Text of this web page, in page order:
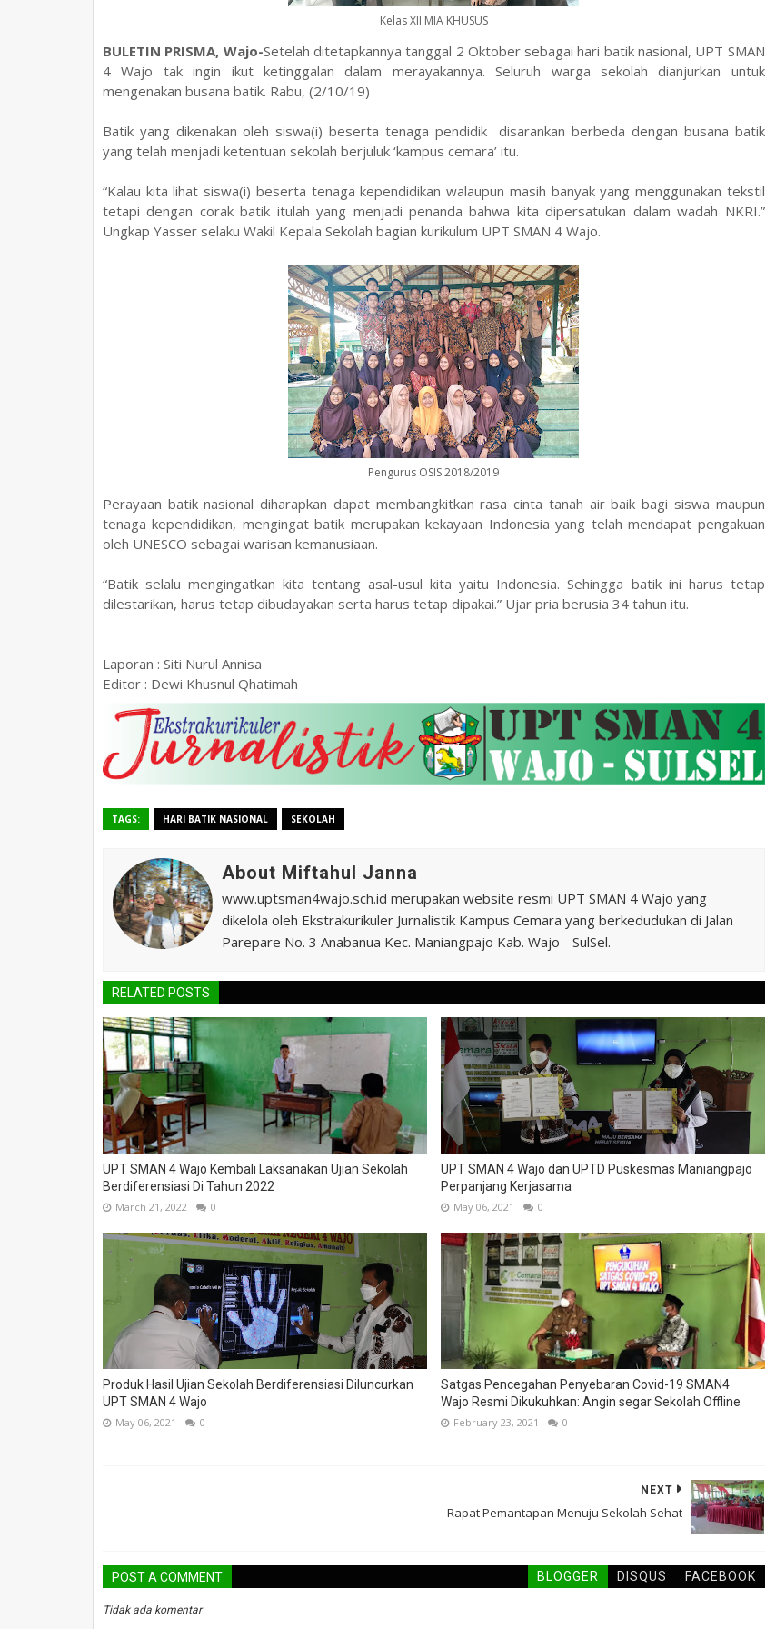
Kelas XII MIA KHUSUS
BULETIN PRISMA, Wajo-Setelah ditetapkannya tanggal 2 Oktober sebagai hari batik nasional, UPT SMAN
4 Wajo tak ingin ikut ketinggalan dalam merayakannya. Seluruh warga sekolah dianjurkan untuk
mengenakan busana batik. Rabu, (2/10/19)
Batik yang dikenakan oleh siswa(i) beserta tenaga pendidik disarankan berbeda dengan busana batik
yang telah menjadi ketentuan sekolah berjuluk ‘kampus cemara’ itu.
“Kalau kita lihat siswa(i) beserta tenaga kependidikan walaupun masih banyak yang menggunakan tekstil
tetapi dengan corak batik itulah yang menjadi penanda bahwa kita dipersatukan dalam wadah NKRI.”
Ungkap Yasser selaku Wakil Kepala Sekolah bagian kurikulum UPT SMAN 4 Wajo.
Pengurus OSIS 2018/2019
Perayaan batik nasional diharapkan dapat membangkitkan rasa cinta tanah air baik bagi siswa maupun
tenaga kependidikan, mengingat batik merupakan kekayaan Indonesia yang telah mendapat pengakuan
oleh UNESCO sebagai warisan kemanusiaan.
“Batik selalu mengingatkan kita tentang asal-usul kita yaitu Indonesia. Sehingga batik ini harus tetap
dilestarikan, harus tetap dibudayakan serta harus tetap dipakai.” Ujar pria berusia 34 tahun itu.
Laporan : Siti Nurul Annisa
Editor : Dewi Khusnul Qhatimah
TAGS: HARI BATIK NASIONAL SEKOLAH
About Miftahul Janna
www.uptsman4wajo.sch.id merupakan website resmi UPT SMAN 4 Wajo yang
dikelola oleh Ekstrakurikuler Jurnalistik Kampus Cemara yang berkedudukan di Jalan
Parepare No. 3 Anabanua Kec. Maniangpajo Kab. Wajo - SulSel.
RELATED POSTS
UPT SMAN 4 Wajo Kembali Laksanakan Ujian Sekolah
Berdiferensiasi Di Tahun 2022
March 21, 2022 0
UPT SMAN 4 Wajo dan UPTD Puskesmas Maniangpajo
Perpanjang Kerjasama
May 06, 2021 0
Produk Hasil Ujian Sekolah Berdiferensiasi Diluncurkan
UPT SMAN 4 Wajo
May 06, 2021 0
Satgas Pencegahan Penyebaran Covid-19 SMAN4
Wajo Resmi Dikukuhkan: Angin segar Sekolah Offline
February 23, 2021 0
NEXT
Rapat Pemantapan Menuju Sekolah Sehat
POST A COMMENT BLOGGER DISQUS FACEBOOK
Tidak ada komentar